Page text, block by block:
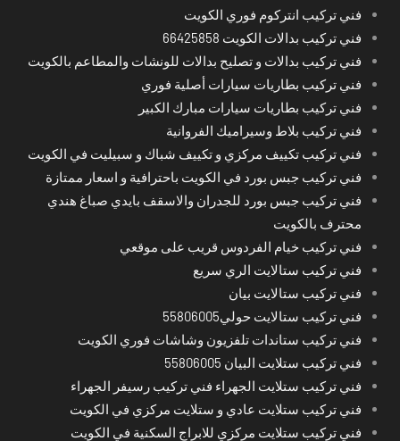
فني تركيب انتركوم فوري الكويت
فني تركيب بدالات الكويت 66425858
فني تركيب بدالات و تصليح بدالات للونشات والمطاعم بالكويت
فني تركيب بطاريات سيارات أصلية فوري
فني تركيب بطاريات سيارات مبارك الكبير
فني تركيب بلاط وسيراميك الفروانية
فني تركيب تكييف مركزي و تكييف شباك و سبيليت في الكويت
فني تركيب جبس بورد في الكويت باحترافية و اسعار ممتازة
فني تركيب جبس بورد للجدران والاسقف بايدي صباغ هندي
محترف بالكويت
فني تركيب خيام الفردوس قريب على موقعي
فني تركيب ستالايت الري سريع
فني تركيب ستالايت بيان
فني تركيب ستالايت حولي55806005
فني تركيب ستاندات تلفزيون وشاشات فوري الكويت
فني تركيب ستلايت البيان 55806005
فني تركيب ستلايت الجهراء فني تركيب رسيفر الجهراء
فني تركيب ستلايت عادي و ستلايت مركزي في الكويت
فني تركيب ستلايت مركزي للابراج السكنية في الكويت